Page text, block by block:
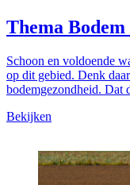
Thema
Schoon en voldoende
op dit gebied. Denk
bodemgezondheid. Dat
Bekijken